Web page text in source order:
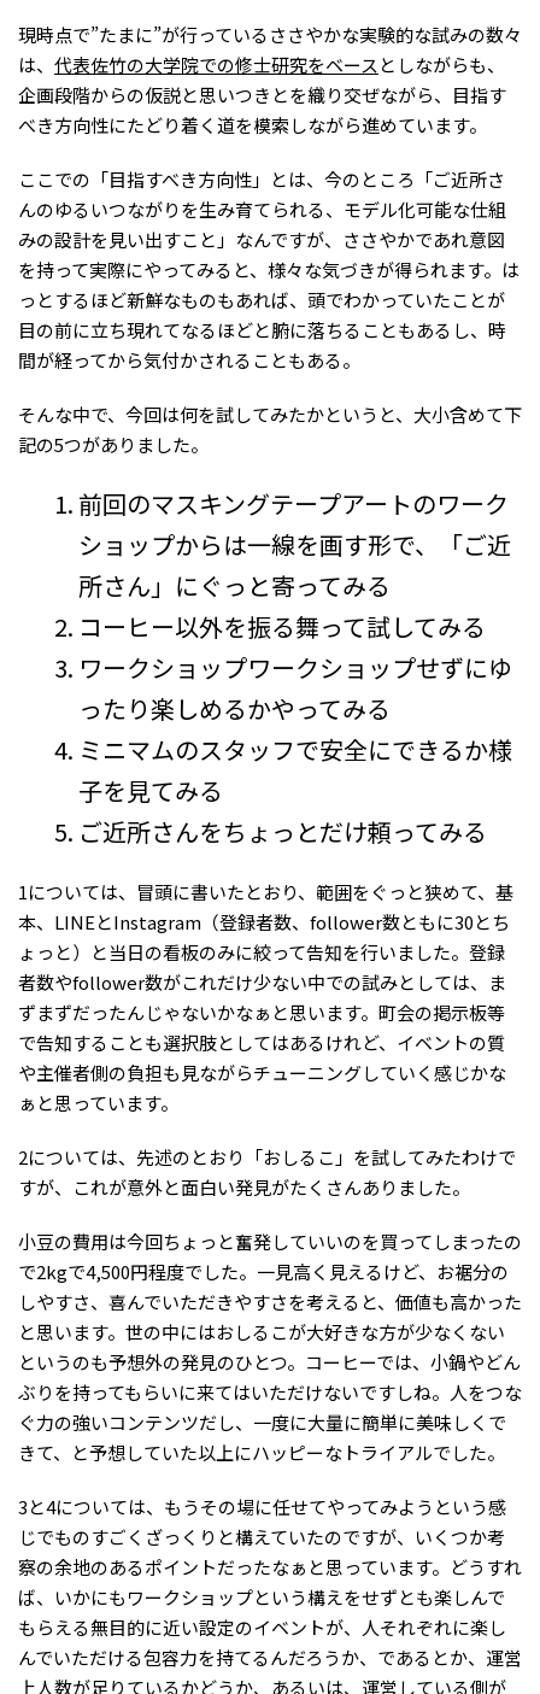
現時点で”たまに”が行っているささやかな実験的な試みの数々
は、 代表佐竹の大学院での修士研究をベース としながらも、
企画段階からの仮説と思いつきとを織り交ぜながら、目指す
べき方向性にたどり着く道を模索しながら進めています。
ここでの「目指すべき方向性」とは、今のところ「ご近所さ
んのゆるいつながりを生み育てられる、モデル化可能な仕組
みの設計を見い出すこと」なんですが、ささやかであれ意図
を持って実際にやってみると、様々な気づきが得られます。は
っとするほど新鮮なものもあれば、頭でわかっていたことが
目の前に立ち現れてなるほどと腑に落ちることもあるし、時
間が経ってから気付かされることもある。
そんな中で、今回は何を試してみたかというと、大小含めて下
記の5つがありました。
前回のマスキングテープアートのワーク
ショップからは一線を画す形で、「ご近
所さん」にぐっと寄ってみる
コーヒー以外を振る舞って試してみる
ワークショップワークショップせずにゆ
ったり楽しめるかやってみる
ミニマムのスタッフで安全にできるか様
子を見てみる
ご近所さんをちょっとだけ頼ってみる
1については、冒頭に書いたとおり、範囲をぐっと狭めて、基
本、LINEとInstagram（登録者数、follower数ともに30とち
ょっと）と当日の看板のみに絞って告知を行いました。登録
者数やfollower数がこれだけ少ない中での試みとしては、ま
ずまずだったんじゃないかなぁと思います。町会の掲示板等
で告知することも選択肢としてはあるけれど、イベントの質
や主催者側の負担も見ながらチューニングしていく感じかな
ぁと思っています。
2については、先述のとおり「おしるこ」を試してみたわけで
すが、これが意外と面白い発見がたくさんありました。
小豆の費用は今回ちょっと奮発していいのを買ってしまったの
で2kgで4,500円程度でした。一見高く見えるけど、お裾分の
しやすさ、喜んでいただきやすさを考えると、価値も高かった
と思います。世の中にはおしるこが大好きな方が少なくない
というのも予想外の発見のひとつ。コーヒーでは、小鍋やどん
ぶりを持ってもらいに来てはいただけないですしね。人をつな
ぐ力の強いコンテンツだし、一度に大量に簡単に美味しくで
きて、と予想していた以上にハッピーなトライアルでした。
3と4については、もうその場に任せてやってみようという感
じでものすごくざっくりと構えていたのですが、いくつか考
察の余地のあるポイントだったなぁと思っています。どうすれ
ば、いかにもワークショップという構えをせずとも楽しんで
もらえる無目的に近い設定のイベントが、人それぞれに楽し
んでいただける包容力を持てるんだろうか、であるとか、運営
上人数が足りているかどうか、あるいは、運営している側が